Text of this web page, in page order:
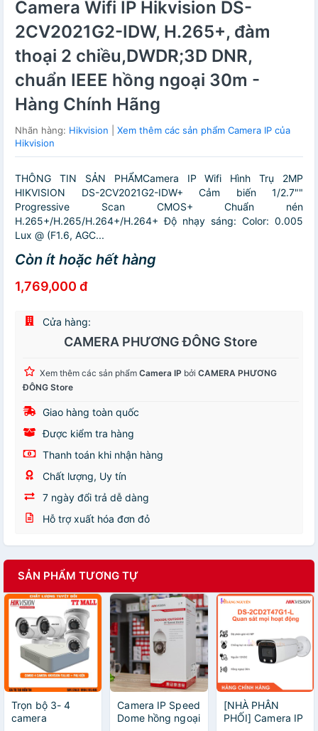
Camera Wifi IP Hikvision DS-
2CV2021G2-IDW, H.265+, đàm
thoại 2 chiều,DWDR;3D DNR,
chuẩn IEEE hồng ngoại 30m -
Hàng Chính Hãng
Nhãn hàng: Hikvision
Xem thêm các sản phẩm Camera IP của
Hikvision
THÔNG TIN SẢN PHẨMCamera IP Wifi Hình Trụ 2MP
HIKVISION DS-2CV2021G2-IDW+ Cảm biến 1/2.7""
Progressive Scan CMOS+ Chuẩn nén
H.265+/H.265/H.264+/H.264+ Độ nhạy sáng: Color: 0.005
Lux @ (F1.6, AGC...
Còn ít hoặc hết hàng
1,769,000 đ
Cửa hàng:
CAMERA PHƯƠNG ĐÔNG Store
Xem thêm các sản phẩm Camera IP bởi CAMERA PHƯƠNG
ĐÔNG Store
Giao hàng toàn quốc
Được kiểm tra hàng
Thanh toán khi nhận hàng
Chất lượng, Uy tín
7 ngày đổi trả dễ dàng
Hỗ trợ xuất hóa đơn đỏ
SẢN PHẨM TƯƠNG TỰ
Trọn bộ 3- 4
camera
Camera IP Speed
Dome hồng ngoại
[NHÀ PHÂN
PHỐI] Camera IP